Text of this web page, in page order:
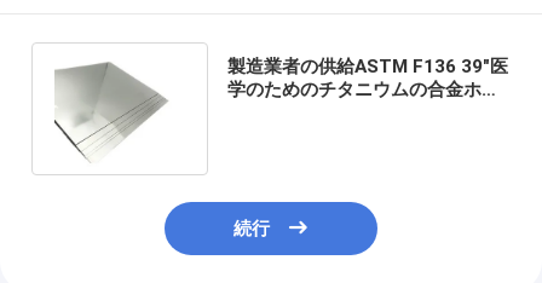
製造業者の供給ASTM F136 39"医
学のためのチタニウムの合金ホイ
続行